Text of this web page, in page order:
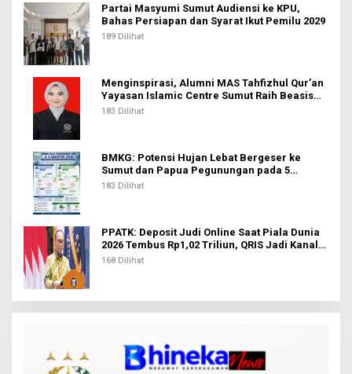
Partai Masyumi Sumut Audiensi ke KPU,
Bahas Persiapan dan Syarat Ikut Pemilu 2029
189 Dilihat
Menginspirasi, Alumni MAS Tahfizhul Qur’an
Yayasan Islamic Centre Sumut Raih Beasiswa
BIB Kemenag
183 Dilihat
BMKG: Potensi Hujan Lebat Bergeser ke
Sumut dan Papua Pegunungan pada 5
Agustus
183 Dilihat
PPATK: Deposit Judi Online Saat Piala Dunia
2026 Tembus Rp1,02 Triliun, QRIS Jadi Kanal
Terbanyak
168 Dilihat